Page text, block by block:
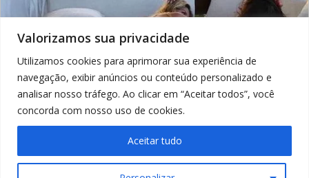
Valorizamos sua privacidade
Utilizamos cookies para aprimorar sua experiência de
navegação, exibir anúncios ou conteúdo personalizado e
analisar nosso tráfego. Ao clicar em “Aceitar todos”, você
concorda com nosso uso de cookies.
Aceitar tudo